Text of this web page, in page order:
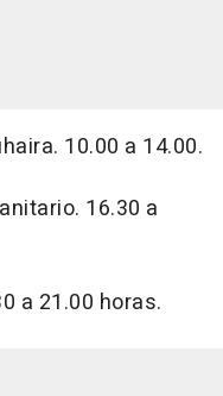
10.00 a 14.00.
16.30 a
a 21.00 horas.